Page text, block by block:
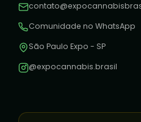
Comunidade no WhatsApp
São Paulo Expo - SP
@expocannabis.brasil